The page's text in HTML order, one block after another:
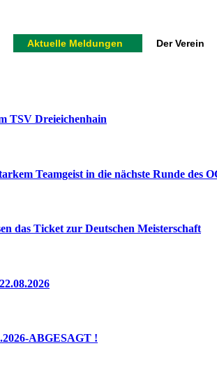
Aktuelle Meldungen Der Verein
TSV Dreieichenhain
Teamgeist in die nächste Runde des
das Ticket zur Deutschen Meisterschaft
ABGESAGT !